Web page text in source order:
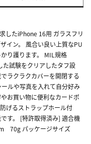
したiPhone 16用 ガラスフリ
イン。 風合い良い上質なPU
り護ります。 MIL規格
た試験をクリアしたタフ設
ラクラクカバーを開閉する
ルや写真を入れて自分好み
お買い物に便利なカードポ
げるストラップホール付
す。 [特許取得済み] 適合機
70g パッケージサイズ